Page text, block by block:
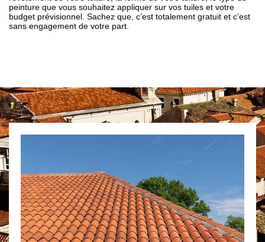
peinture que vous souhaitez appliquer sur vos tuiles et votre
budget prévisionnel. Sachez que, c’est totalement gratuit et c’est
sans engagement de votre part.